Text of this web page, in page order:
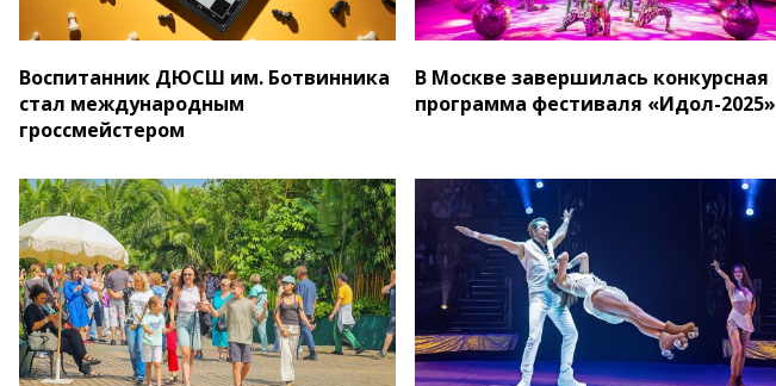
Воспитанник ДЮСШ им. Ботвинника
стал международным
гроссмейстером
В Москве завершилась конкурсная
программа фестиваля «Идол-2025»